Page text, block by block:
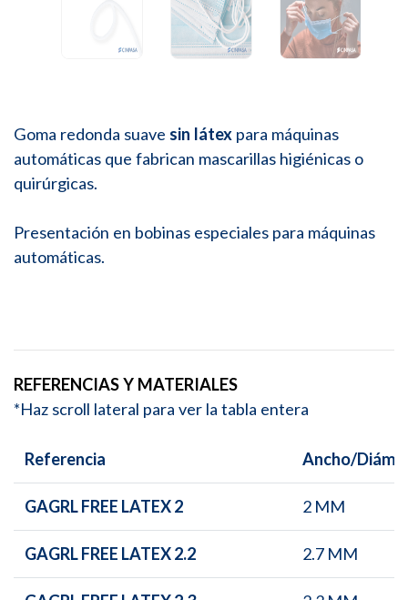
Goma redonda suave sin látex para máquinas
automáticas que fabrican mascarillas higiénicas o
quirúrgicas.
Presentación en bobinas especiales para máquinas
automáticas.
REFERENCIAS Y MATERIALES
*Haz scroll lateral para ver la tabla entera
Referencia Ancho/
GAGRL FREE LATEX 2 2 MM
GAGRL FREE LATEX 2.2 2.7 MM